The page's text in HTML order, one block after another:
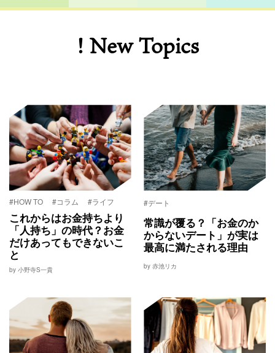
! New Topics
#HOW TO #コラム #ライフ
これからはお金持ちより
「人持ち」の時代？お金
だけあってもできないこ
と
by 小野寺S一貴
#デート
常識が覆る？「お金のか
からないデート」が実は
最高に満たされる理由
by 赤池リカ